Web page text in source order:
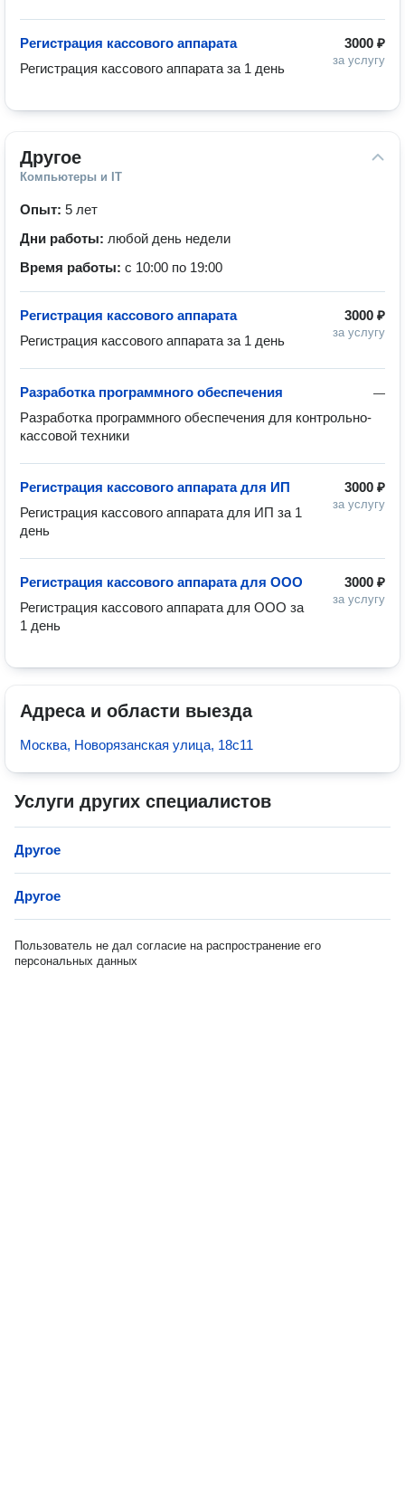
3000 ₽
за услугу
Регистрация кассового аппарата
Регистрация кассового аппарата за 1 день
Другое
Компьютеры и IT
Опыт: 5 лет
Дни работы: любой день недели
Время работы: с 10:00 по 19:00
3000 ₽
за услугу
Регистрация кассового аппарата
Регистрация кассового аппарата за 1 день
—
Разработка программного обеспечения
Разработка программного обеспечения для контрольно-
кассовой техники
3000 ₽
за услугу
Регистрация кассового аппарата для ИП
Регистрация кассового аппарата для ИП за 1
3000 ₽
за услугу
Регистрация кассового аппарата для ООО
Регистрация кассового аппарата для ООО за
1 день
Адреса и области выезда
Москва, Новорязанская улица, 18с11
Услуги других специалистов
Другое
Другое
Пользователь не дал согласие на распространение его
персональных данных